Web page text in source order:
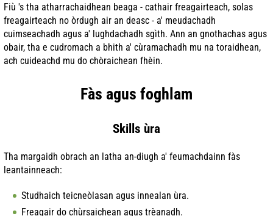
Fiù 's tha atharrachaidhean beaga - cathair freagairteach, solas
freagairteach no òrdugh air an deasc - a' meudachadh
cuimseachadh agus a' lughdachadh sgìth. Ann an gnothachas agus
obair, tha e cudromach a bhith a' cùramachadh mu na toraidhean,
ach cuideachd mu do chòraichean fhèin.
Fàs agus foghlam
Skills ùra
Tha margaidh obrach an latha an-diugh a' feumachdainn fàs
leantainneach:
Studhaich teicneòlasan agus innealan ùra.
Freagair do chùrsaichean agus trèanadh.